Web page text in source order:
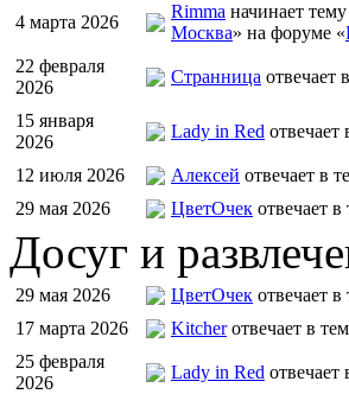
4 марта 2026
Rimma начинает
Москва» на форуме «
22 февраля
2026
Странница отвечает
15 января
2026
Lady in Red отвечает
12 июля 2026 Алексей отвечает в
29 мая 2026
ЦветOчек отвечает в
Досуг и
29 мая 2026 ЦветOчек отвечает в
17 марта 2026
Kitcherотвечает в
25 февраля
2026
Lady in Red отвечает